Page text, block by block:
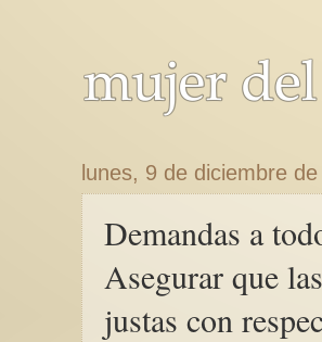
lunes, 9 de diciembre
Demandas a
Asegurar que
justas con